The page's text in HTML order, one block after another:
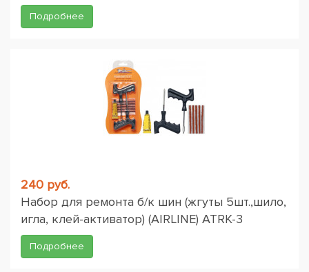
Подробнее
240 руб.
Набор для ремонта б/к шин (жгуты 5шт.,шило,
игла, клей-активатор) (AIRLINE) ATRK-3
Подробнее